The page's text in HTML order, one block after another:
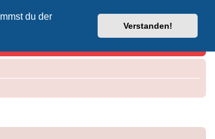
du der
Verstanden!
Vodafone-Kabel-Helpdesk